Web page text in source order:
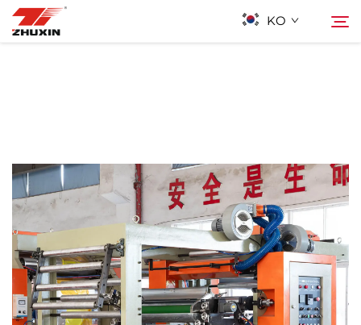
KO
회사
뉴스
연락하기